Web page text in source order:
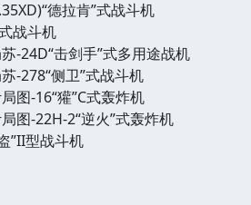
德拉肯”式战斗机
战斗机
-24D“击剑手”式多用途战机
-278“侧卫”式战斗机
图-16“獾”C式轰炸机
图-22H-2“逆火”式轰炸机
”II型战斗机